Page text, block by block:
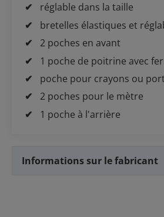
réglable dans la taille
bretelles élastiques et
2 poches en avant
1 poche de poitrine avec
poche pour crayons ou
2 poches pour le mètre
1 poche à l'arrière
Informations sur le fabricant